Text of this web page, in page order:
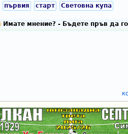
първия старт Световна купа
Имате мнение? - Бъдете пръв да го